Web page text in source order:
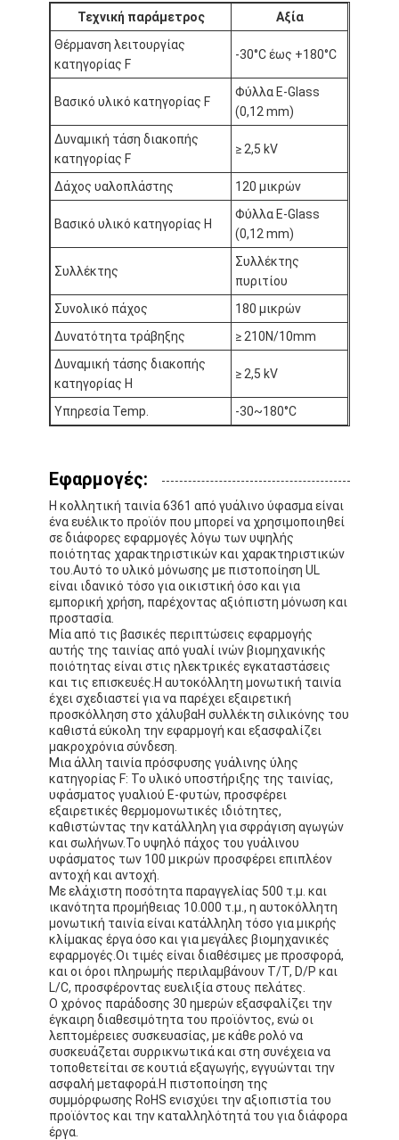
Γύρος εργοστασίων
Ποιοτικός έλεγχος
Μας ελάτε σε επαφή με
Συγκολλητική ταινία μόνωσης
Ταινία μόνωσης υφασμάτων γυαλιού
Ανθεκτική στη θερμότητα ταινία μόνωσης
Κολλητική ταινία υφασμάτων γυαλιού
Κολλητική ταινία ταινιών Polyimide
Κολλητική ταινία φύλλων αλουμινίου αργιλίου
Ταινία υφασμάτων γυαλιού φύλλων αλουμινίου αργιλίου
Ύφασμα φίμπεργκλας φύλλων αλουμινίου αργιλίου
Scrim φύλλων αλουμινίου ταινία
Ταινία αγωγών υφασμάτων
Το διπλάσιο πλαισίωσε την κολλητική ταινία
Κολλητική ταινία της PET
Ρίψη επένδυσης ακρίβειας
Ηλεκτρική πίνακα μόνωσης
Τεχνική παράμετρος
Αξία
Θέρμανση λειτουργίας
κατηγορίας F
-30°C έως +180°C
Βασικό υλικό κατηγορίας F
Φύλλα E-Glass
(0,12 mm)
Δυναμική τάση διακοπής
κατηγορίας F
≥ 2,5 kV
Δάχος υαλοπλάστης 120 μικρών
Βασικό υλικό κατηγορίας H
Φύλλα E-Glass
(0,12 mm)
Συλλέκτης
Συλλέκτης
πυριτίου
Συνολικό πάχος
180 μικρών
Δυνατότητα τράβηξης
≥ 210N/10mm
Δυναμική τάσης διακοπής
κατηγορίας H
≥ 2,5 kV
Υπηρεσία Temp. -30~180°C
Εφαρμογές:
Η κολλητική ταινία 6361 από γυάλινο ύφασμα είναι
ένα ευέλικτο προϊόν που μπορεί να χρησιμοποιηθεί
σε διάφορες εφαρμογές λόγω των υψηλής
ποιότητας χαρακτηριστικών και χαρακτηριστικών
του.Αυτό το υλικό μόνωσης με πιστοποίηση UL
είναι ιδανικό τόσο για οικιστική όσο και για
εμπορική χρήση, παρέχοντας αξιόπιστη μόνωση και
προστασία.
Μία από τις βασικές περιπτώσεις εφαρμογής
αυτής της ταινίας από γυαλί ινών βιομηχανικής
ποιότητας είναι στις ηλεκτρικές εγκαταστάσεις
και τις επισκευές.Η αυτοκόλλητη μονωτική ταινία
έχει σχεδιαστεί για να παρέχει εξαιρετική
προσκόλληση στο χάλυβαΗ συλλέκτη σιλικόνης του
καθιστά εύκολη την εφαρμογή και εξασφαλίζει
μακροχρόνια σύνδεση.
Μια άλλη ταινία πρόσφυσης γυάλινης ύλης
κατηγορίας F: Το υλικό υποστήριξης της ταινίας,
υφάσματος γυαλιού E-φυτών, προσφέρει
εξαιρετικές θερμομονωτικές ιδιότητες,
καθιστώντας την κατάλληλη για σφράγιση αγωγών
και σωλήνων.Το υψηλό πάχος του γυάλινου
υφάσματος των 100 μικρών προσφέρει επιπλέον
αντοχή και αντοχή.
Με ελάχιστη ποσότητα παραγγελίας 500 τ.μ. και
ικανότητα προμήθειας 10.000 τ.μ., η αυτοκόλλητη
μονωτική ταινία είναι κατάλληλη τόσο για μικρής
κλίμακας έργα όσο και για μεγάλες βιομηχανικές
εφαρμογές.Οι τιμές είναι διαθέσιμες με προσφορά,
και οι όροι πληρωμής περιλαμβάνουν T/T, D/P και
L/C, προσφέροντας ευελιξία στους πελάτες.
Ο χρόνος παράδοσης 30 ημερών εξασφαλίζει την
έγκαιρη διαθεσιμότητα του προϊόντος, ενώ οι
λεπτομέρειες συσκευασίας, με κάθε ρολό να
συσκευάζεται συρρικνωτικά και στη συνέχεια να
τοποθετείται σε κουτιά εξαγωγής, εγγυώνται την
ασφαλή μεταφορά.Η πιστοποίηση της
συμμόρφωσης RoHS ενισχύει την αξιοπιστία του
προϊόντος και την καταλληλότητά του για διάφορα
έργα.